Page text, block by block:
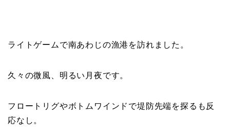
ライトゲームで南あわじの漁港を訪れました。
久々の微風、明るい月夜です。
フロートリグやボトムワインドで堤防先端を探るも反
応なし。